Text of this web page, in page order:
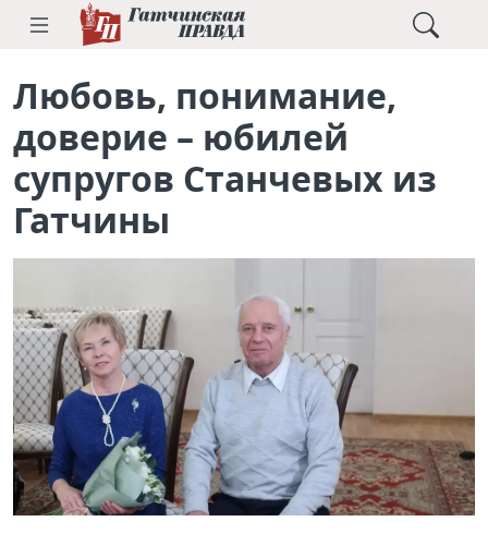
Любовь, понимание,
доверие – юбилей
супругов Станчевых из
Гатчины